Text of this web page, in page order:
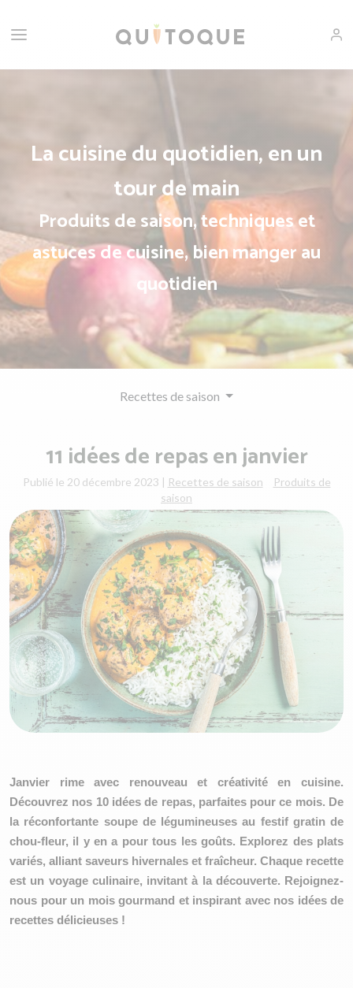
La cuisine du quotidien, en un
tour de main
Produits de saison, techniques et
astuces de cuisine, bien manger au
quotidien
Recettes de saison
11 idées de repas en janvier
Publié le 20 décembre 2023 | Recettes de saison
Produits de
saison
Janvier rime avec renouveau et créativité en cuisine.
Découvrez nos 10 idées de repas, parfaites pour ce mois. De
la réconfortante soupe de légumineuses au festif gratin de
chou-fleur, il y en a pour tous les goûts. Explorez des plats
variés, alliant saveurs hivernales et fraîcheur. Chaque recette
est un voyage culinaire, invitant à la découverte. Rejoignez-
nous pour un mois gourmand et inspirant avec nos idées de
recettes délicieuses !